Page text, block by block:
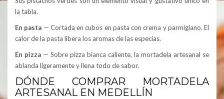
la tabla.
En pasta — Cortada en cubos en pasta con crema y parmigiano. El
calor de la pasta libera los aromas de las especias.
En pizza — Sobre pizza bianca caliente, la mortadela artesanal se
ablanda ligeramente y llena todo de sabor.
DÓNDE COMPRAR MORTADELA
ARTESANAL EN MEDELLÍN